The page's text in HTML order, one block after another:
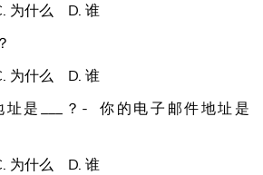
为什么 D. 谁
为什么 D. 谁
址是___？- 你的电子邮件地址是
为什么 D. 谁